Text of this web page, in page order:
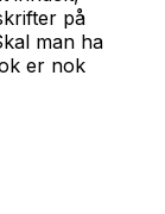
på
man ha
er nok